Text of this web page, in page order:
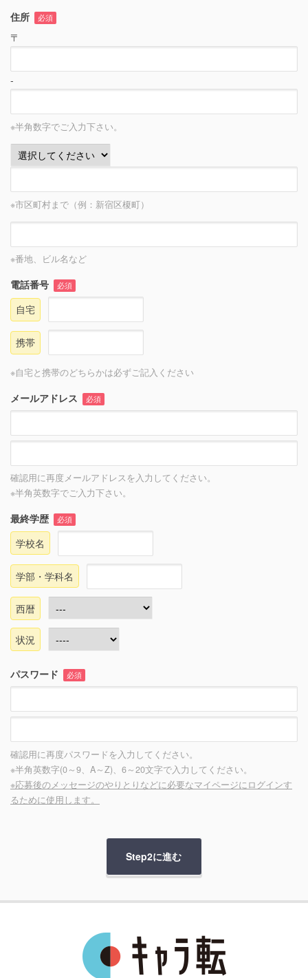
住所 必須
〒
-
※半角数字でご入力下さい。
※市区町村まで（例：新宿区榎町）
※番地、ビル名など
電話番号 必須
自宅
携帯
※自宅と携帯のどちらかは必ずご記入ください
メールアドレス 必須
確認用に再度メールアドレスを入力してください。
※半角英数字でご入力下さい。
最終学歴 必須
学校名
学部・学科名
西暦
状況
パスワード 必須
確認用に再度パスワードを入力してください。
※半角英数字(0～9、A～Z)、6～20文字で入力してください。
※応募後のメッセージのやりとりなどに必要なマイページにログインす
るために使用します。